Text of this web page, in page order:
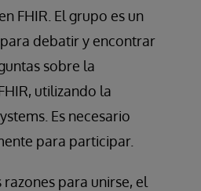
FHIR. El grupo es un
debatir y encontrar
sobre la
utilizando la
Es necesario
para participar.
razones para unirse, el